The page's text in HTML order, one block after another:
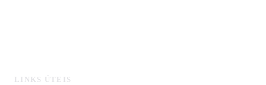
LINKS ÚTEIS